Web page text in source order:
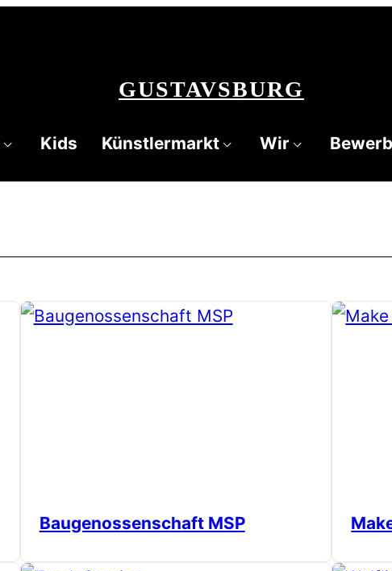
GUSTAVSBURG
Kids Künstlermarkt Wir
Baugenossenschaft MSP